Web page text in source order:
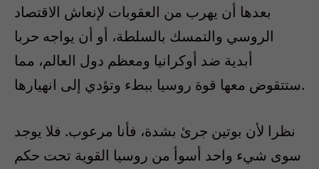
بعدها أن يهرب من العقوبات لإنعاش الاقتصاد
الروسي والتمسك بالسلطة، أو أن يواجه حربا
أبدية ضد أوكرانيا ومعظم دول العالم، مما
ستتقوض معها قوة روسيا ببطء وتؤدي إلى انهيارها.
نظرا لأن بوتين جرئ بشدة، فأنا مرعوب. فلا يوجد
سوى شيء واحد أسوأ من روسيا القوية تحت حكم